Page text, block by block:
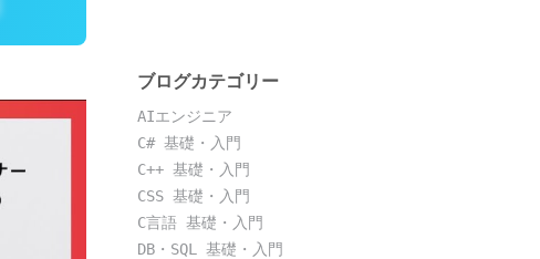
ブログカテゴリー
AIエンジニア
C# 基礎・入門
C++ 基礎・入門
CSS 基礎・入門
C言語 基礎・入門
DB・SQL 基礎・入門